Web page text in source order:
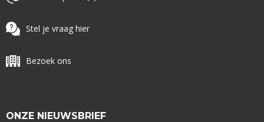
Stel je vraag hier
Bezoek ons
ONZE NIEUWSBRIEF